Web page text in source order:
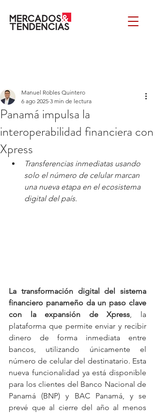
Panamá impulsa la
interoperabilidad financiera con
Xpress
Manuel Robles Quintero
6 ago 2025 3 min de lectura
Transferencias inmediatas usando
solo el número de celular marcan
una nueva etapa en el ecosistema
digital del país.
La transformación digital del sistema
financiero panameño da un paso clave
con la expansión de Xpress, la
plataforma que permite enviar y recibir
dinero de forma inmediata entre
bancos, utilizando únicamente el
número de celular del destinatario. Esta
nueva funcionalidad ya está disponible
para los clientes del Banco Nacional de
Panamá (BNP) y BAC Panamá, y se
prevé que al cierre del año al menos